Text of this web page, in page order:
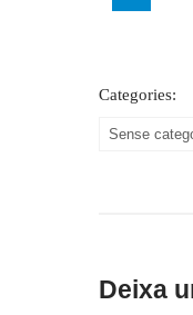
Categories:
Sense
Deixa